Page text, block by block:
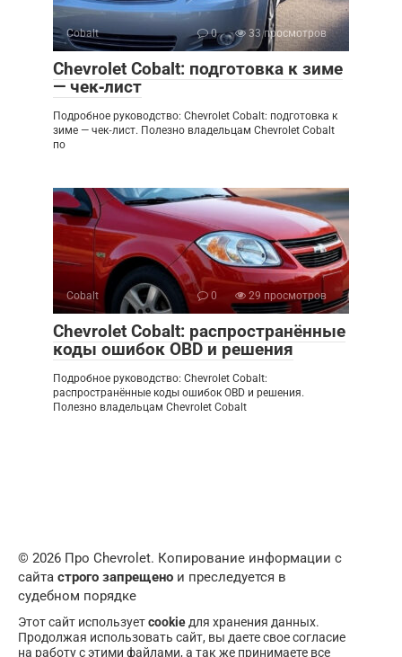
Cobalt 0 33 просмотров
Chevrolet Cobalt: подготовка к зиме
— чек‑лист
Подробное руководство: Chevrolet Cobalt: подготовка к
зиме — чек‑лист. Полезно владельцам Chevrolet Cobalt
по
Cobalt 0 29 просмотров
Chevrolet Cobalt: распространённые
коды ошибок OBD и решения
Подробное руководство: Chevrolet Cobalt:
распространённые коды ошибок OBD и решения.
Полезно владельцам Chevrolet Cobalt
© 2026 Про Chevrolet. Копирование информации с
сайта строго запрещено и преследуется в
судебном порядке
Этот сайт используетcookie для хранения данных.
Продолжая использовать сайт, вы даете свое согласие
на работу с этими файлами, а так же принимаете все